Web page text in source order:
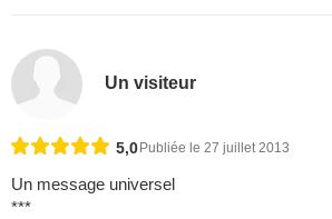
Un visiteur
5,0 Publiée le 27 juillet 2013
Un message universel
***